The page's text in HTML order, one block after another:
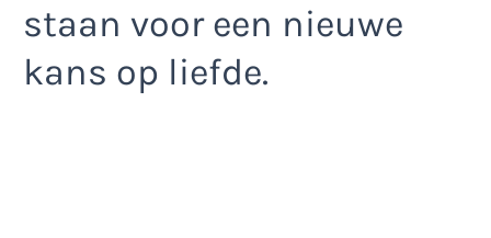
staan voor een nieuwe
kans op liefde.